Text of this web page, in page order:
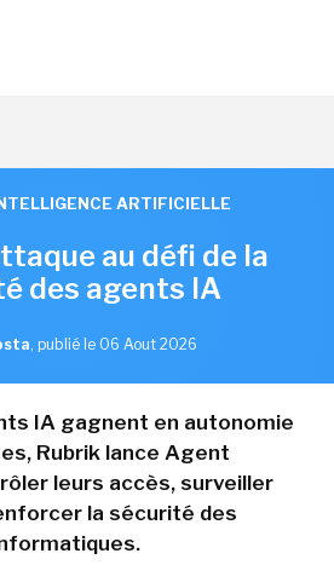
ARTIFICIELLE
au défi de la
des agents IA
, publié le 06 Aout 2026
IA gagnent en autonomie
Rubrik lance Agent
leurs accès, surveiller
la sécurité des